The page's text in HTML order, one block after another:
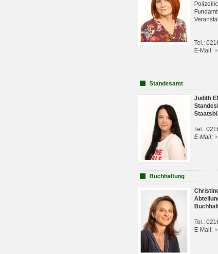
Tel.:
E-Mail:
Standesamt
Judith
Tel.:
E-Mail:
Buchhaltung
Tel.:
E-Mail: